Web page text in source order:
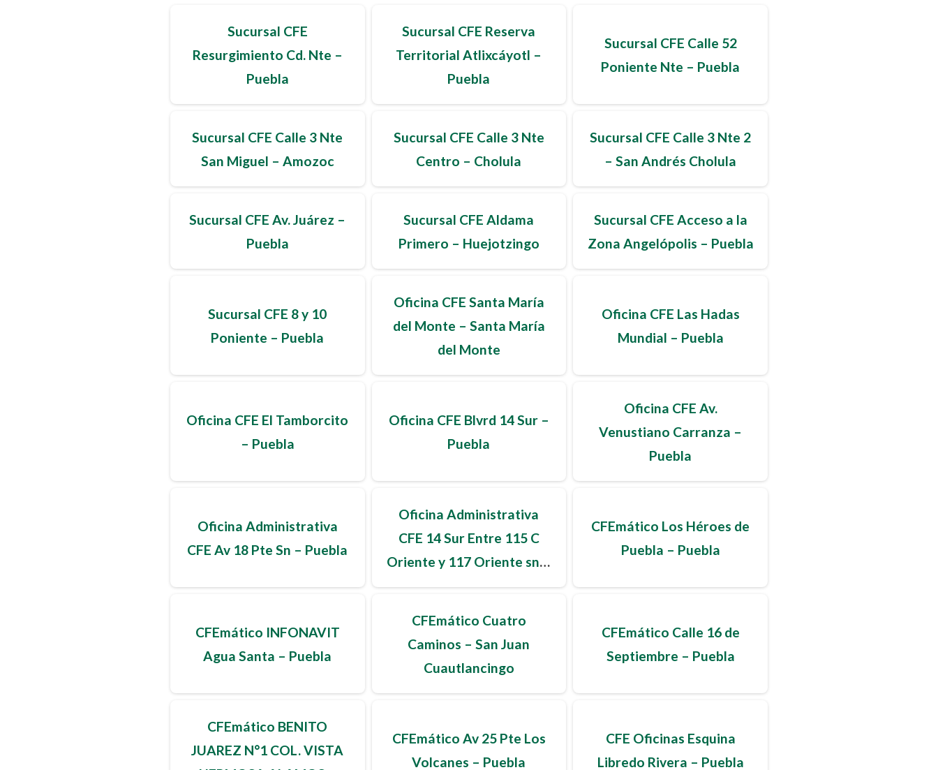
Sucursal CFE
Resurgimiento Cd. Nte –
Puebla
Sucursal CFE Reserva
Territorial Atlixcáyotl –
Puebla
Sucursal CFE Calle 52
Poniente Nte – Puebla
Sucursal CFE Calle 3 Nte
San Miguel – Amozoc
Sucursal CFE Calle 3 Nte
Centro – Cholula
Sucursal CFE Calle 3 Nte 2
– San Andrés Cholula
Sucursal CFE Av. Juárez –
Puebla
Sucursal CFE Aldama
Primero – Huejotzingo
Sucursal CFE Acceso a la
Zona Angelópolis – Puebla
Sucursal CFE 8 y 10
Poniente – Puebla
Oficina CFE Santa María
del Monte – Santa María
del Monte
Oficina CFE Las Hadas
Mundial – Puebla
Oficina CFE El Tamborcito
– Puebla
Oficina CFE Blvrd 14 Sur –
Puebla
Oficina CFE Av.
Venustiano Carranza –
Puebla
Oficina Administrativa
CFE Av 18 Pte Sn – Puebla
Oficina Administrativa
CFE 14 Sur Entre 115 C
Oriente y 117 Oriente sn –
Puebla
CFEmático Los Héroes de
Puebla – Puebla
CFEmático INFONAVIT
Agua Santa – Puebla
CFEmático Cuatro
Caminos – San Juan
Cuautlancingo
CFEmático Calle 16 de
Septiembre – Puebla
CFEmático BENITO
JUAREZ N°1 COL. VISTA
CFEmático Av 25 Pte Los
Volcanes – Puebla
CFE Oficinas Esquina
Libredo Rivera – Puebla